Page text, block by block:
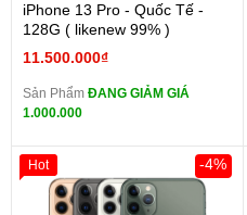
iPhone 13 Pro - Quốc Tế -
128G ( likenew 99% )
11.500.000₫
Sản Phẩm ĐANG GIẢM GIÁ
1.000.000
-4%
Hot